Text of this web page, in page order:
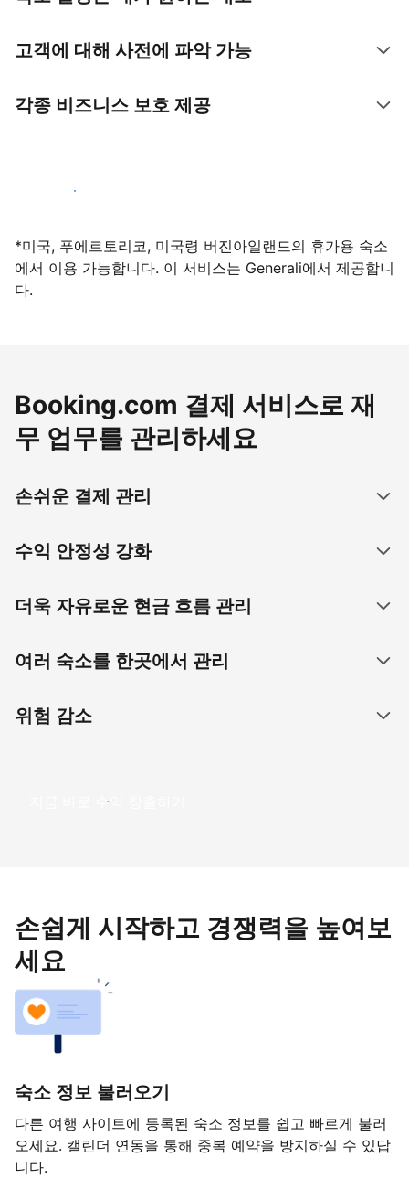
고객에 대해 사전에 파악 가능
각종 비즈니스 보호 제공
지금 등록하기
*미국, 푸에르토리코, 미국령 버진아일랜드의 휴가용 숙소
에서 이용 가능합니다. 이 서비스는 Generali에서 제공합니
다.
Booking.com 결제 서비스로 재
무 업무를 관리하세요
손쉬운 결제 관리
수익 안정성 강화
더욱 자유로운 현금 흐름 관리
여러 숙소를 한곳에서 관리
위험 감소
지금 바로 수익 창출하기
손쉽게 시작하고 경쟁력을 높여보
세요
숙소 정보 불러오기
다른 여행 사이트에 등록된 숙소 정보를 쉽고 빠르게 불러
오세요. 캘린더 연동을 통해 중복 예약을 방지하실 수 있답
니다.